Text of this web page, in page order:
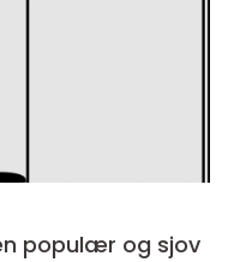
populær og sjov